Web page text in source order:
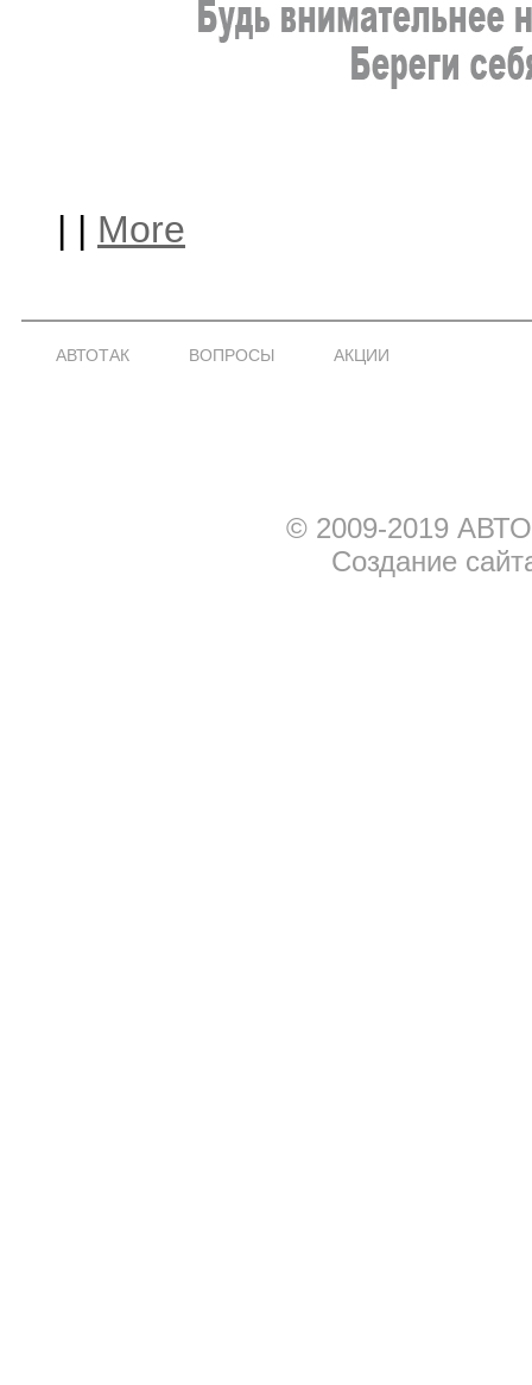
| | More
АВТОТАК ВОПРОСЫ АКЦИИ
© 2009-2019
Создание